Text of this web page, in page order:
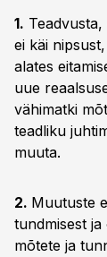
1.
ei käi
alates
uue
vähimatki
teadliku
muuta.
2. Muutuste
tundmisest
mõtete ja